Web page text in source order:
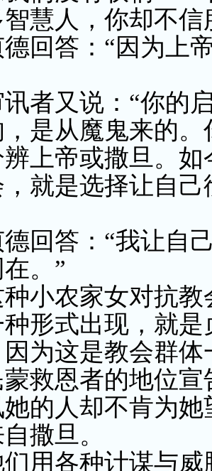
慧人，你却不信
答：“因为上
又说：“你的
是从魔鬼来的。
上帝或撒旦。如
就是选择让自己
答：“我让自
。”
农家女对抗教
种形式出现，就
为这是教会群体
蒙救恩者的地位
的人却不肯为她
撒旦。
各种计谋与威